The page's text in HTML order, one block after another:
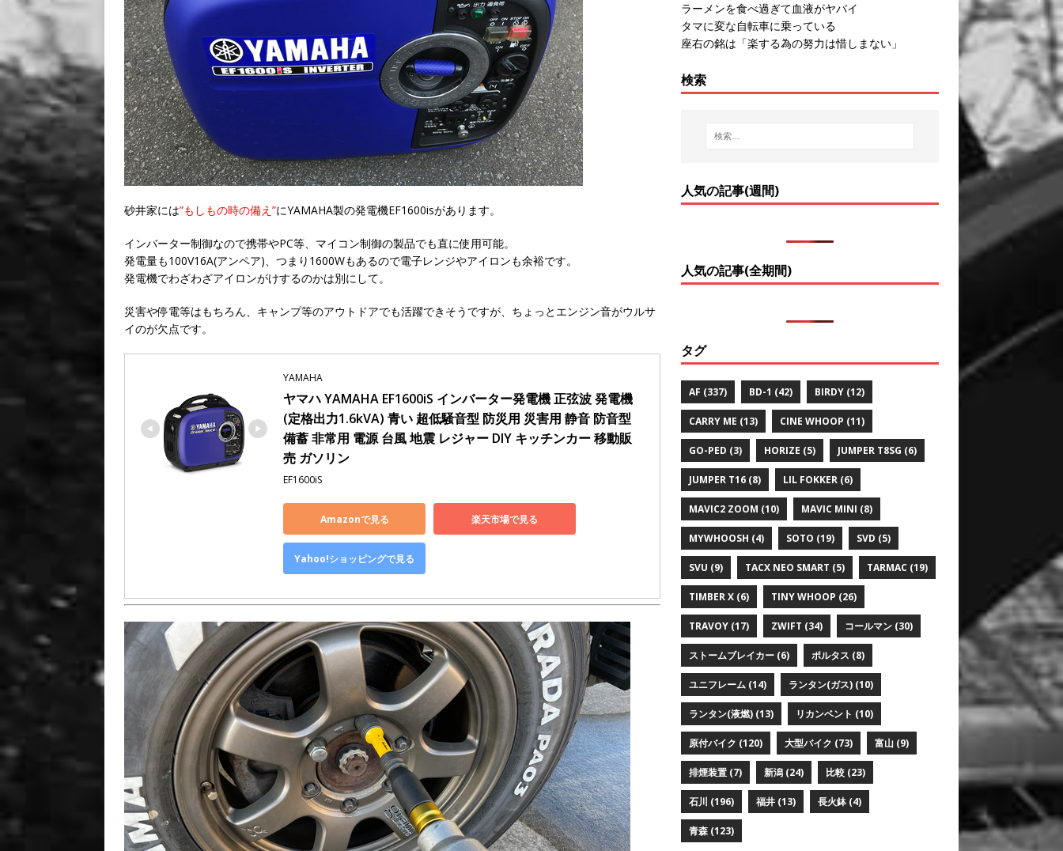
砂井家には”もしもの時の備え”にYAMAHA製の発電機EF1600isがあります。
インバーター制御なので携帯やPC等、マイコン制御の製品でも直に使用可能。
発電量も100V16A(アンペア)、つまり1600Wもあるので電子レンジやアイロンも余裕です。
発電機でわざわざアイロンがけするのかは別にして。
災害や停電等はもちろん、キャンプ等のアウトドアでも活躍できそうですが、ちょっとエンジン音がウルサ
イのが欠点です。
YAMAHA
ヤマハ YAMAHA EF1600iS インバーター発電機 正弦波 発電機
(定格出力1.6kVA) 青い 超低騒音型 防災用 災害用 静音 防音型
備蓄 非常用 電源 台風 地震 レジャー DIY キッチンカー 移動販
売 ガソリン
EF1600iS
Amazonで見る 楽天市場で見る
Yahoo!ショッピングで見る
ラーメンを食べ過ぎて血液がヤバイ
タマに変な自転車に乗っている
座右の銘は「楽する為の努力は惜しまない」
検索
人気の記事(週間)
人気の記事(全期間)
タグ
AF (337) BD-1 (42) BIRDY(12)
CARRY ME (13) CINE WHOOP (11)
GO-PED (3) HORIZE (5) JUMPER T8SG (6)
JUMPER T16(8) LIL FOKKER(6)
MAVIC2 ZOOM (10) MAVIC MINI (8)
MYWHOOSH (4) SOTO (19) SVD (5)
SVU (9) TACX NEO SMART (5) TARMAC (19)
TIMBER X(6) TINY WHOOP (26)
TRAVOY(17) ZWIFT (34) コールマン(30)
ストームブレイカー(6) ポルタス (8)
ユニフレーム(14) ランタン(ガス)(10)
ランタン(液燃)(13) リカンベント (10)
原付バイク (120) 大型バイク (73) 富山(9)
排煙装置(7) 新潟(24) 比較(23)
石川 (196) 福井(13) 長火鉢(4)
青森(123)